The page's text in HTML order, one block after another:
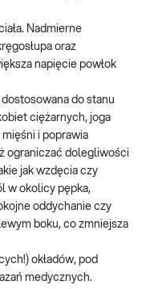
Nadmierne
oraz
napięcie powłok
do stanu
ciężarnych, joga
i poprawia
ograniczać dolegliwości
jak wzdęcia czy
w okolicy pępka,
oddychanie czy
boku, co zmniejsza
okładów, pod
medycznych.